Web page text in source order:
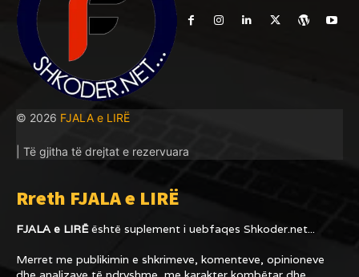
© 2026 FJALA e LIRË
| Të gjitha të drejtat e rezervuara
Rreth FJALA e LIRË
FJALA e LIRËështë suplement i uebfaqes Shkoder.net...
Merret me publikimin e shkrimeve, komenteve, opinioneve